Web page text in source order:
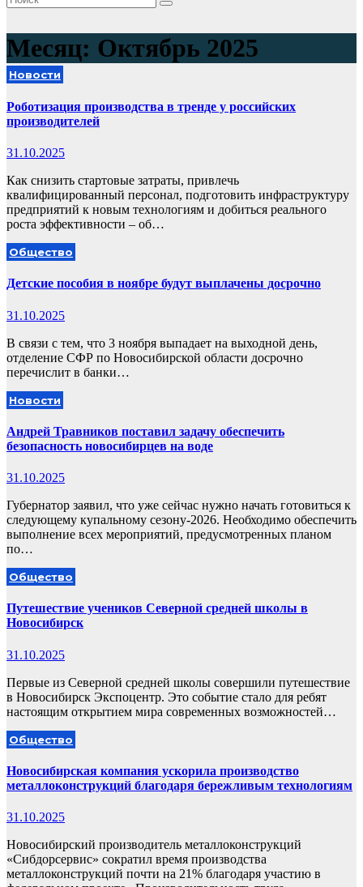
Месяц: Октябрь 2025
Новости
Роботизация производства в тренде у российских
производителей
31.10.2025
Как снизить стартовые затраты, привлечь
квалифицированный персонал, подготовить инфраструктуру
предприятий к новым технологиям и добиться реального
роста эффективности – об…
Общество
Детские пособия в ноябре будут выплачены досрочно
31.10.2025
В связи с тем, что 3 ноября выпадает на выходной день,
отделение СФР по Новосибирской области досрочно
перечислит в банки…
Новости
Андрей Травников поставил задачу обеспечить
безопасность новосибирцев на воде
31.10.2025
Губернатор заявил, что уже сейчас нужно начать готовиться к
следующему купальному сезону-2026. Необходимо обеспечить
выполнение всех мероприятий, предусмотренных планом
по…
Общество
Путешествие учеников Северной средней школы в
Новосибирск
31.10.2025
Первые из Северной средней школы совершили путешествие
в Новосибирск Экспоцентр. Это событие стало для ребят
настоящим открытием мира современных возможностей…
Общество
Новосибирская компания ускорила производство
металлоконструкций благодаря бережливым технологиям
31.10.2025
Новосибирский производитель металлоконструкций
«Сибдорсервис» сократил время производства
металлоконструкций почти на 21% благодаря участию в